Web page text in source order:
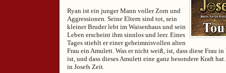
Ryan ist ein junger Mann voller Zorn und
Aggressionen. Seine Eltern sind tot, sein
kleiner Bruder lebt im Waisenhaus und sein
Leben erscheint ihm sinnlos und leer. Eines
Tages stiehlt er einer geheimnisvollen alten
Frau ein Amulett. Was er nicht weiß, ist, dass diese Frau
ist, und dass dieses Amulett eine ganz besondere Kraft
in Josefs Zeit.